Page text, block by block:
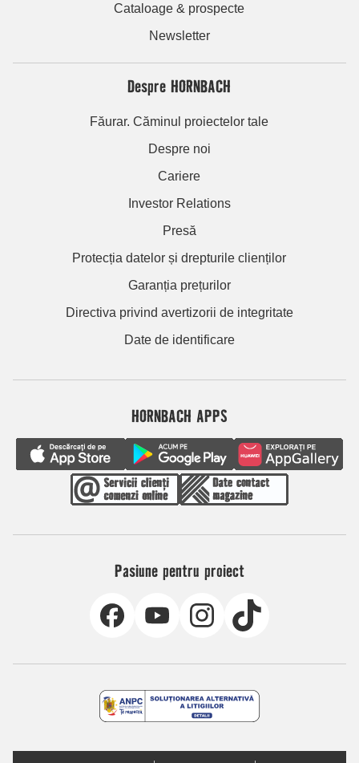
Cataloage & prospecte
Newsletter
Despre HORNBACH
Făurar. Căminul proiectelor tale
Despre noi
Cariere
Investor Relations
Presă
Protecția datelor și drepturile clienților
Garanția prețurilor
Directiva privind avertizorii de integritate
Date de identificare
HORNBACH APPS
Pasiune pentru proiect